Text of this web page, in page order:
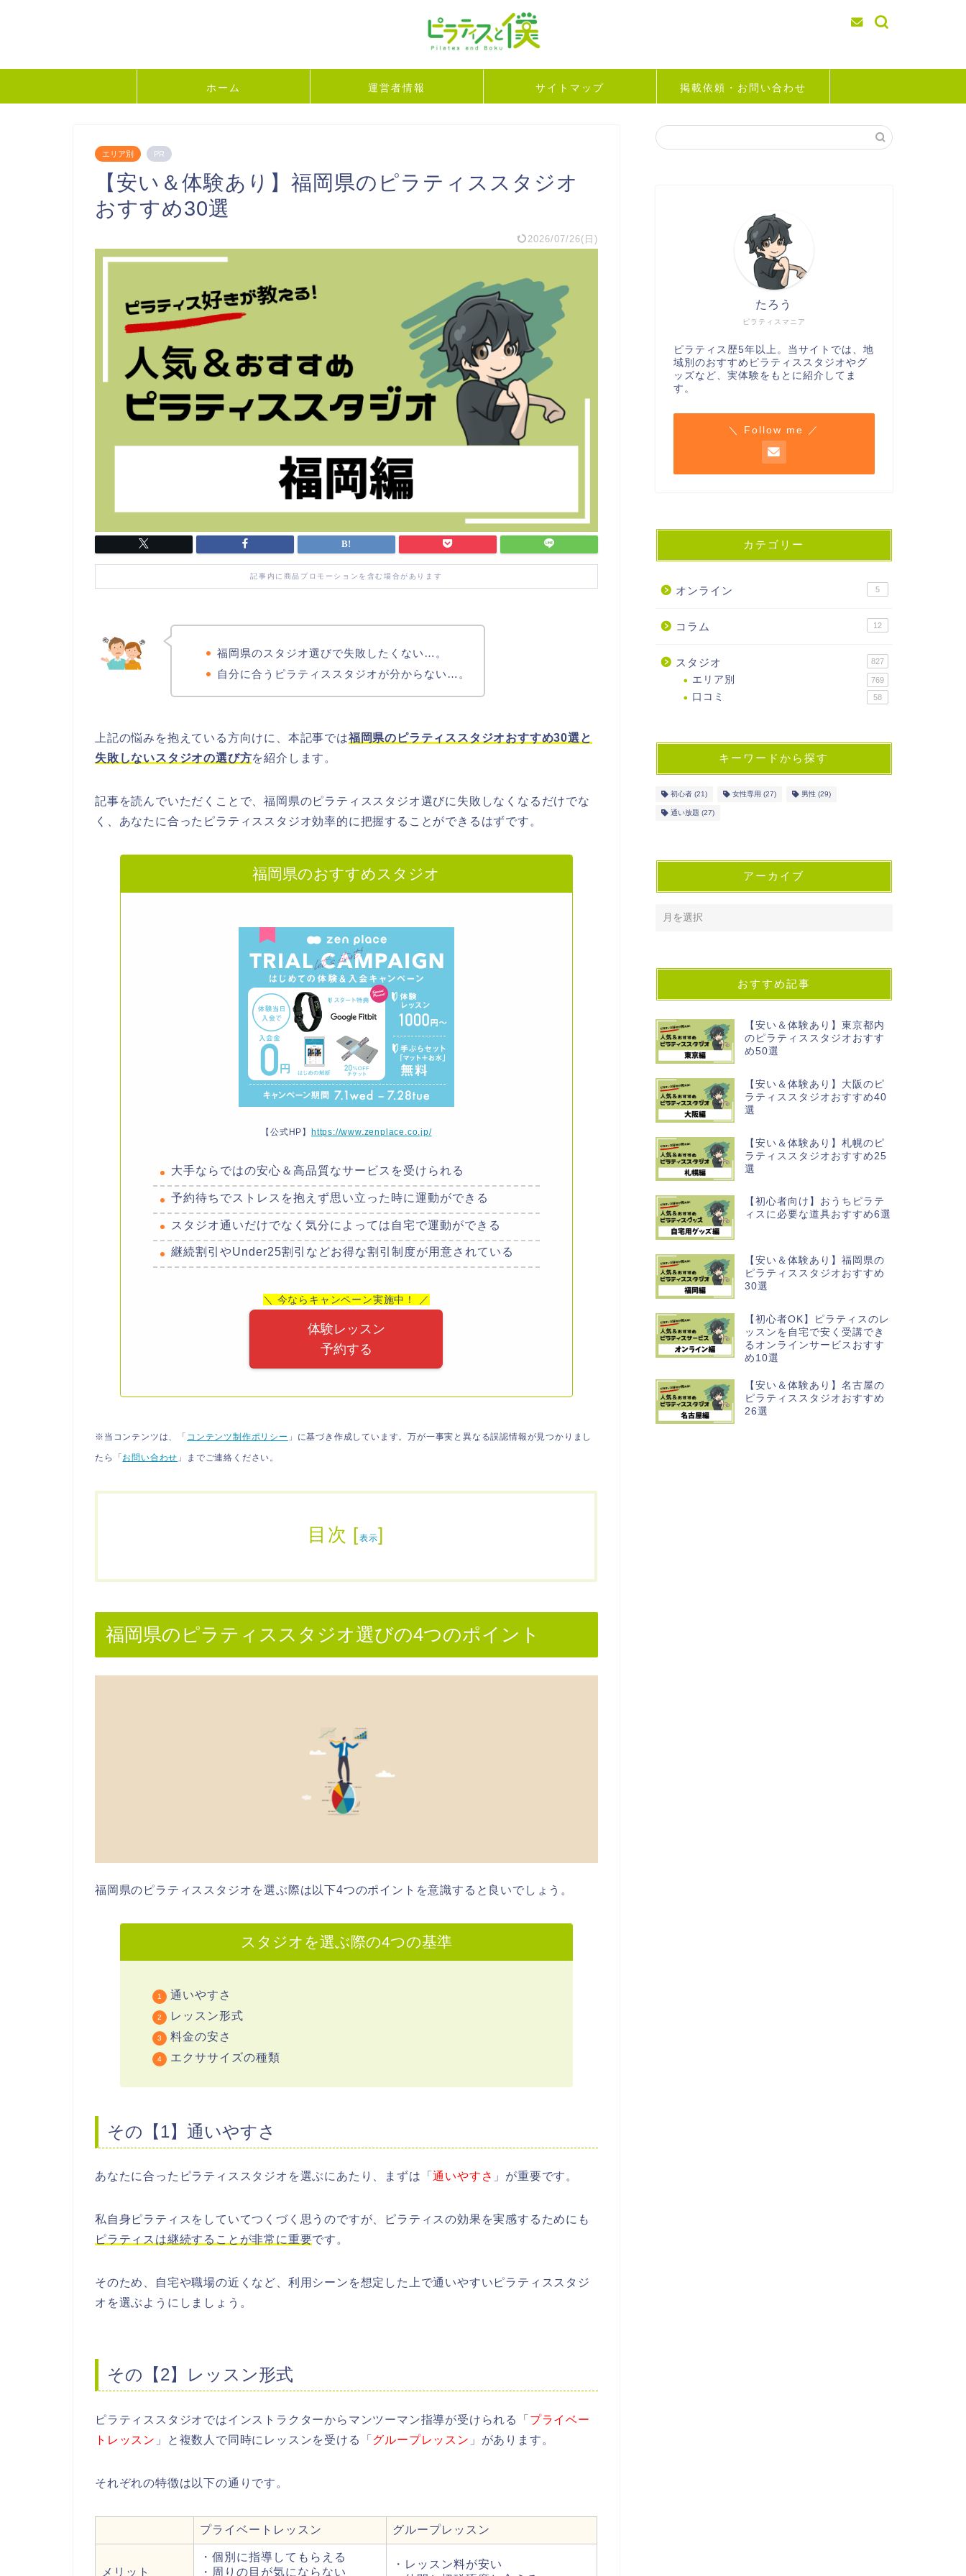
ホーム 運営者情報 サイトマップ 掲載依頼・お問い合わせ
エリア別 PR
【安い＆体験あり】福岡県のピラティススタジオ
おすすめ30選
2026/07/26(日)
記事内に商品プロモーションを含む場合があります
福岡県のスタジオ選びで失敗したくない…。
自分に合うピラティススタジオが分からない…。
上記の悩みを抱えている方向けに、本記事では福岡県のピラティススタジオおすすめ30選と
失敗しないスタジオの選び方を紹介します。
記事を読んでいただくことで、福岡県のピラティススタジオ選びに失敗しなくなるだけでな
く、あなたに合ったピラティススタジオ効率的に把握することができるはずです。
福岡県のおすすめスタジオ
【公式HP】 https://www.zenplace.co.jp/
大手ならではの安心＆高品質なサービスを受けられる
予約待ちでストレスを抱えず思い立った時に運動ができる
スタジオ通いだけでなく気分によっては自宅で運動ができる
継続割引やUnder25割引などお得な割引制度が用意されている
＼ 今ならキャンペーン実施中！ ／
体験レッスン
予約する
※当コンテンツは、「 コンテンツ制作ポリシー 」に基づき作成しています。万が一事実と異なる誤認情報が見つかりまし
たら「 お問い合わせ 」までご連絡ください。
目次 [表示]
福岡県のピラティススタジオ選びの4つのポイント
福岡県のピラティススタジオを選ぶ際は以下4つのポイントを意識すると良いでしょう。
スタジオを選ぶ際の4つの基準
通いやすさ
レッスン形式
料金の安さ
エクササイズの種類
その【1】通いやすさ
あなたに合ったピラティススタジオを選ぶにあたり、まずは「通いやすさ 」が重要です。
私自身ピラティスをしていてつくづく思うのですが、ピラティスの効果を実感するためにも
ピラティスは継続することが非常に重要です。
そのため、自宅や職場の近くなど、利用シーンを想定した上で通いやすいピラティススタジ
オを選ぶようにしましょう。
その【2】レッスン形式
ピラティススタジオではインストラクターからマンツーマン指導が受けられる「 プライベー
トレッスン 」と複数人で同時にレッスンを受ける「 グループレッスン 」があります。
それぞれの特徴は以下の通りです。
プライベートレッスン グループレッスン
メリット
・個別に指導してもらえる
・周りの目が気にならない
・レッスン料が安い
ピラティスマニア
たろう
ピラティス歴5年以上。当サイトでは、地
域別のおすすめピラティススタジオやグ
ッズなど、実体験をもとに紹介してま
す。
＼ Follow me ／
カテゴリー
オンライン 5
コラム 12
スタジオ 827
エリア別 769
口コミ 58
キーワードから探す
初心者(21) 女性専用 (27) 男性(29)
通い放題 (27)
アーカイブ
おすすめ記事
【安い＆体験あり】東京都内
のピラティススタジオおすす
め50選
【安い＆体験あり】大阪のピ
ラティススタジオおすすめ40
選
【安い＆体験あり】札幌のピ
ラティススタジオおすすめ25
選
【初心者向け】おうちピラテ
ィスに必要な道具おすすめ6選
【安い＆体験あり】福岡県の
ピラティススタジオおすすめ
30選
【初心者OK】ピラティスのレ
ッスンを自宅で安く受講でき
るオンラインサービスおすす
め10選
【安い＆体験あり】名古屋の
ピラティススタジオおすすめ
26選